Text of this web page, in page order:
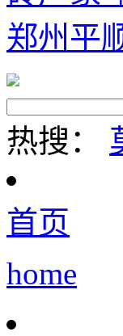
热搜：
首页
home